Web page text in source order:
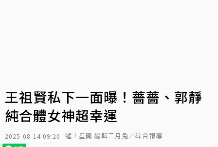
王祖賢私下一面曝！薔薔、郭靜
純合體女神超幸運
2025-08-14 09:20 噓！星聞 編輯三月兔／綜合報導